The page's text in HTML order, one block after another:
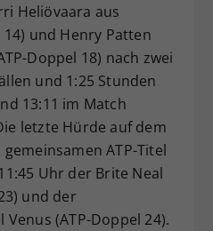
Heliövaara aus
14) und Henry Patten
Doppel 18) nach zwei
und 1:25 Stunden
13:11 im Match
letzte Hürde auf dem
ATP-Titel
Uhr der Brite Neal
und der
(ATP-Doppel 24).